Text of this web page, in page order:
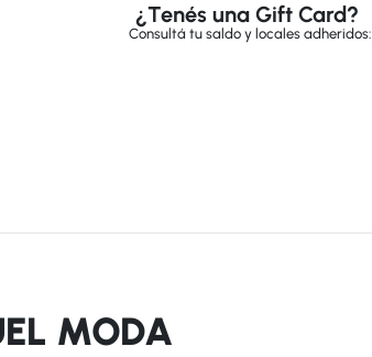
¿Tenés una Gift Card?
Consultá tu saldo y locales adheridos:
MODA